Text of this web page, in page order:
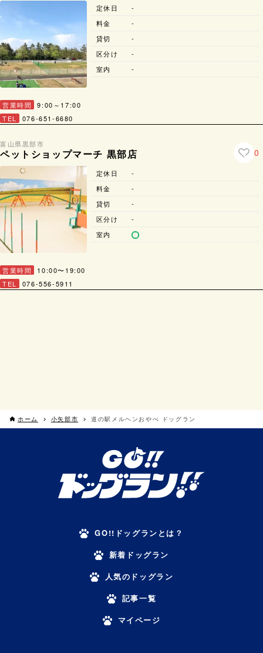
営業時間
9:00～17:00
TEL
076-651-6680
定休日
-
料金
-
貸切
-
区分け
-
室内
-
富山県黒部市
ペットショップマーチ 黒部店 0
営業時間
10:00〜19:00
TEL
076-556-5911
定休日
-
料金
-
貸切
-
区分け
-
室内
ホーム 小矢部市 道の駅メルヘンおやべ ドッグラン
GO!!ドッグランとは？
新着ドッグラン
人気のドッグラン
記事一覧
マイページ